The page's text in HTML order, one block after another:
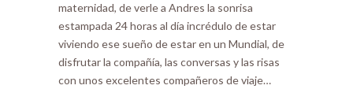
maternidad, de verle a Andres la sonrisa
estampada 24 horas al día incrédulo de estar
viviendo ese sueño de estar en un Mundial, de
disfrutar la compañía, las conversas y las risas
con unos excelentes compañeros de viaje…